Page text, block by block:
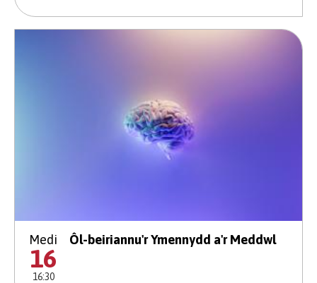
Medi
16
16:30
Ôl-beiriannu'r Ymennydd a'r Meddwl